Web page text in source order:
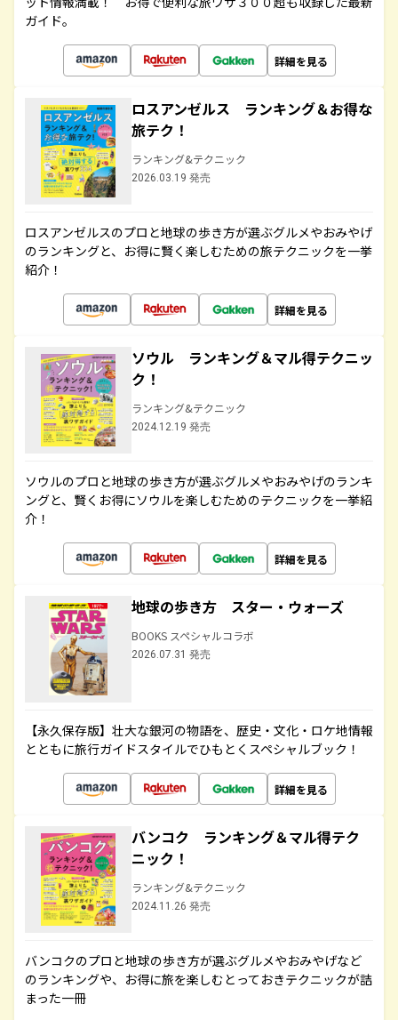
ガイド。
詳細を見る
ロスアンゼルス ランキング＆お得な
旅テク！
ランキング&テクニック
2026.03.19 発売
ロスアンゼルスのプロと地球の歩き方が選ぶグルメやおみやげ
のランキングと、お得に賢く楽しむための旅テクニックを一挙
紹介！
詳細を見る
ソウル ランキング＆マル得テクニッ
ク！
ランキング&テクニック
2024.12.19 発売
ソウルのプロと地球の歩き方が選ぶグルメやおみやげのランキ
ングと、賢くお得にソウルを楽しむためのテクニックを一挙紹
介！
詳細を見る
地球の歩き方 スター・ウォーズ
BOOKS スペシャルコラボ
2026.07.31 発売
【永久保存版】壮大な銀河の物語を、歴史・文化・ロケ地情報
とともに旅行ガイドスタイルでひもとくスペシャルブック！
詳細を見る
バンコク ランキング＆マル得テク
ニック！
ランキング&テクニック
2024.11.26 発売
バンコクのプロと地球の歩き方が選ぶグルメやおみやげなど
のランキングや、お得に旅を楽しむとっておきテクニックが詰
まった一冊